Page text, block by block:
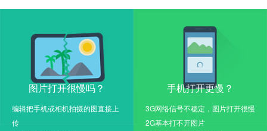
图片打开很慢吗？
编辑把手机或相机拍摄的图直接上
传
手机打开更慢？
3G网络信号不稳定，图片打开很慢
2G基本打不开图片